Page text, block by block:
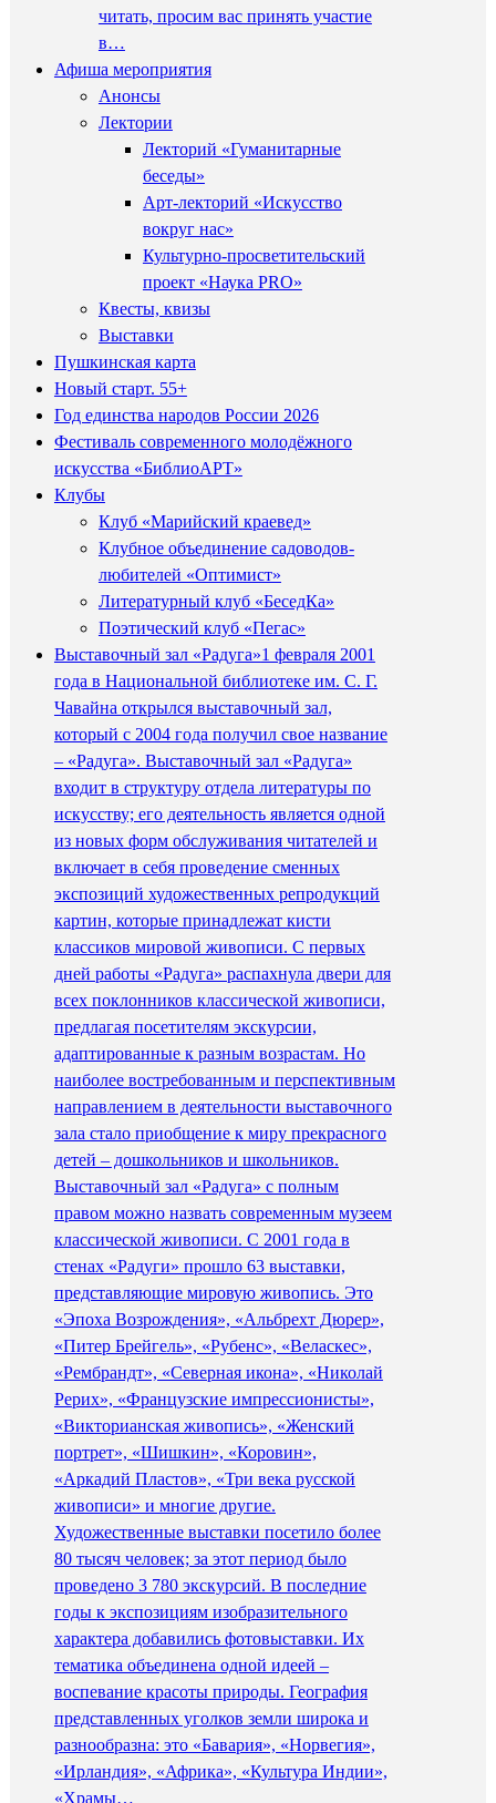
читать, просим вас принять участие
в…
Афиша мероприятия
Анонсы
Лектории
Лекторий «Гуманитарные
беседы»
Арт-лекторий «Искусство
вокруг нас»
Культурно-просветительский
проект «Наука PRO»
Квесты, квизы
Выставки
Пушкинская карта
Новый старт. 55+
Год единства народов России 2026
Фестиваль современного молодёжного
искусства «БиблиоАРТ»
Клубы
Клуб «Марийский краевед»
Клубное объединение садоводов-
любителей «Оптимист»
Литературный клуб «БеседКа»
Поэтический клуб «Пегас»
Выставочный зал «Радуга»1 февраля 2001
года в Национальной библиотеке им. С. Г.
Чавайна открылся выставочный зал,
который с 2004 года получил свое название
– «Радуга». Выставочный зал «Радуга»
входит в структуру отдела литературы по
искусству; его деятельность является одной
из новых форм обслуживания читателей и
включает в себя проведение сменных
экспозиций художественных репродукций
картин, которые принадлежат кисти
классиков мировой живописи. С первых
дней работы «Радуга» распахнула двери для
всех поклонников классической живописи,
предлагая посетителям экскурсии,
адаптированные к разным возрастам. Но
наиболее востребованным и перспективным
направлением в деятельности выставочного
зала стало приобщение к миру прекрасного
детей – дошкольников и школьников.
Выставочный зал «Радуга» с полным
правом можно назвать современным музеем
классической живописи. С 2001 года в
стенах «Радуги» прошло 63 выставки,
представляющие мировую живопись. Это
«Эпоха Возрождения», «Альбрехт Дюрер»,
«Питер Брейгель», «Рубенс», «Веласкес»,
«Рембрандт», «Северная икона», «Николай
Рерих», «Французские импрессионисты»,
«Викторианская живопись», «Женский
портрет», «Шишкин», «Коровин»,
«Аркадий Пластов», «Три века русской
живописи» и многие другие.
Художественные выставки посетило более
80 тысяч человек; за этот период было
проведено 3 780 экскурсий. В последние
годы к экспозициям изобразительного
характера добавились фотовыставки. Их
тематика объединена одной идеей –
воспевание красоты природы. География
представленных уголков земли широка и
разнообразна: это «Бавария», «Норвегия»,
«Ирландия», «Африка», «Культура Индии»,
«Храмы…